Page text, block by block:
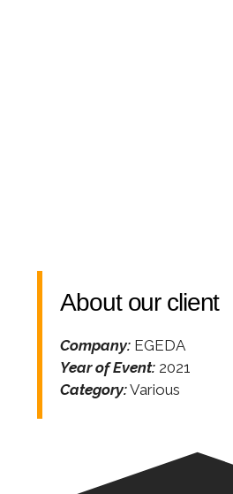
About our client
Company: EGEDA
Year of Event: 2021
Category:Various